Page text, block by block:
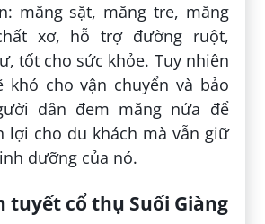
măng sặt, măng tre, măng
xơ, hỗ trợ đường ruột,
tốt cho sức khỏe. Tuy nhiên
khó cho vận chuyển và bảo
dân đem măng nứa để
lợi cho du khách mà vẫn giữ
dưỡng của nó.
tuyết cổ thụ Suối Giàng